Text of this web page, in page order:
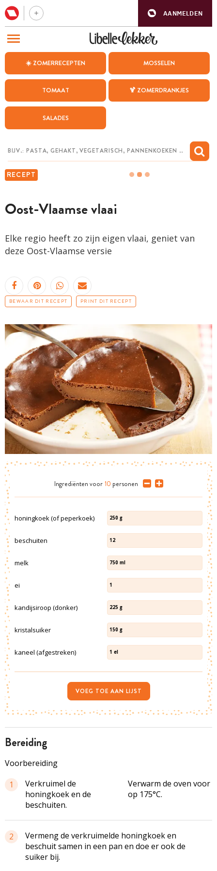
AANMELDEN
☀️ ZOMERRECEPTEN MOSSELEN
TOMAAT 🍹 ZOMERDRANKJES
SALADES
RECEPT
Oost-Vlaamse vlaai
Elke regio heeft zo zijn eigen vlaai, geniet van
deze Oost-Vlaamse versie
BEWAAR DIT RECEPT PRINT DIT RECEPT
bereiding
Voorbereiding
1
Verkruimel de
honingkoek en de
beschuiten.
Verwarm de oven voor
op 175°C.
2
Vermeng de verkruimelde honingkoek en
beschuit samen in een pan en doe er ook de
suiker bij.
Ingrediënten voor 10 personen
honingkoek (of peperkoek) 250 g
beschuiten 12
melk 750 ml
ei 1
kandijsiroop (donker) 225 g
kristalsuiker 150 g
kaneel (afgestreken) 1 el
VOEG TOE AAN LIJST
BEZOEK ONZE ANDERE WEBSITES
WEEKMENU
CHAT MET MAIA
MIJN BEWAARDE RECEPTEN